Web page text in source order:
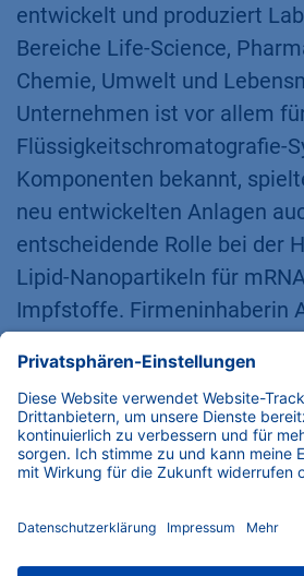
entwickelt und produziert
Bereiche Life-Science,
Chemie, Umwelt und
Unternehmen ist vor allem
Flüssigkeitschromatografie-
Komponenten bekannt,
neu entwickelten Anlagen
entscheidende Rolle bei der
Lipid-Nanopartikeln für
Impfstoffe. Firmeninhaberin
mit Carsten Losch. Beide
eine nachhaltige und
Unternehmensführung mit
Anwender:innen, die 190
w.knauer.net